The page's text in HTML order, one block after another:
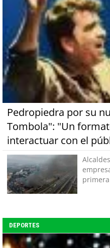
Pedropiedra por su
Tombola": "Un
interactuar con el
tener miedo a
DEPORTES